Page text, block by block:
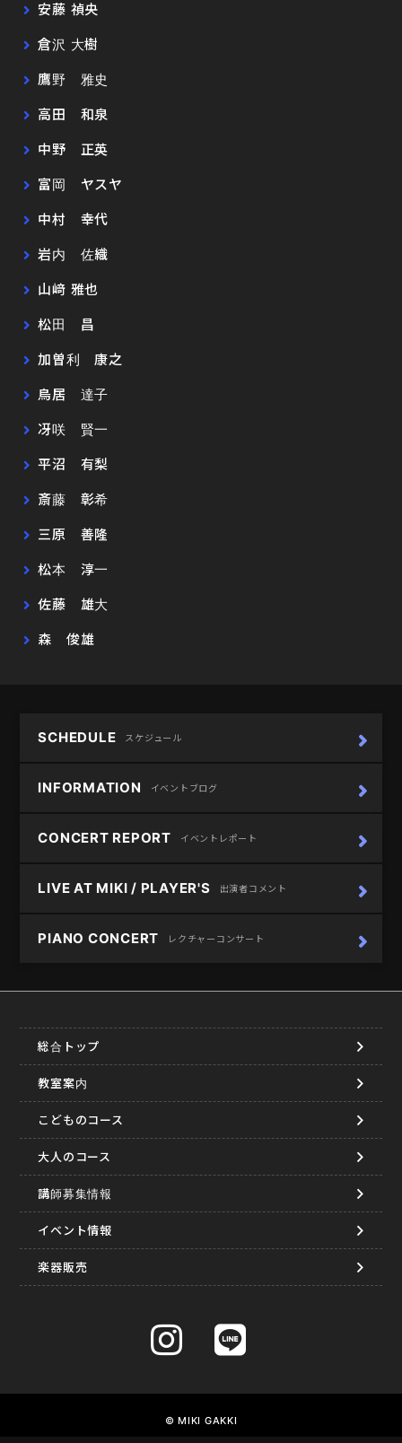
安藤 禎央
倉沢 大樹
鷹野 雅史
高田 和泉
中野 正英
富岡 ヤスヤ
中村 幸代
岩内 佐織
山﨑 雅也
松田 昌
加曽利 康之
鳥居 達子
冴咲 賢一
平沼 有梨
斎藤 彰希
三原 善隆
松本 淳一
佐藤 雄大
森 俊雄
SCHEDULE スケジュール
INFORMATION イベントブログ
CONCERT REPORT イベントレポート
LIVE AT MIKI / PLAYER'S 出演者コメント
PIANO CONCERT レクチャーコンサート
総合トップ
教室案内
こどものコース
大人のコース
講師募集情報
イベント情報
楽器販売
© MIKI GAKKI